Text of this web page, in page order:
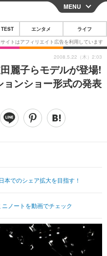
CLOSE
スマートフォン
その他
映画・ドラマ
MENU
エンタメ ライフ
麗子らモデルが登場!
ョンショー形式の発表
本でのシェア拡大を目指す！
ニノートを動画でチェック
2008.5.22（木）2:03